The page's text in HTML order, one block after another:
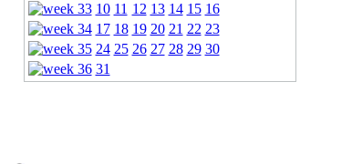
10 11 12 13 14 15 16
17 18 19 20 21 22 23
24 25 26 27 28 29 30
31